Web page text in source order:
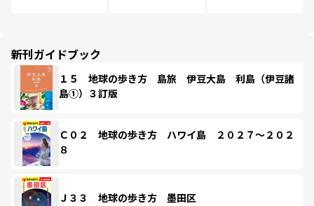
新刊ガイドブック
１５ 地球の歩き方 島旅 伊豆大島 利島（伊豆諸
島①）３訂版
Ｃ０２ 地球の歩き方 ハワイ島 ２０２７～２０２
８
Ｊ３３ 地球の歩き方 墨田区